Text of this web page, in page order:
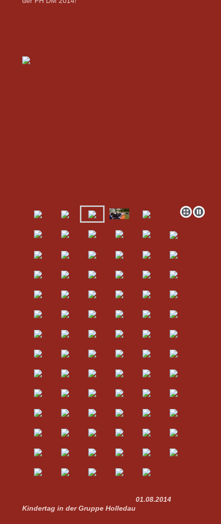
01.08.2014
Kindertag in der Gruppe Holledau